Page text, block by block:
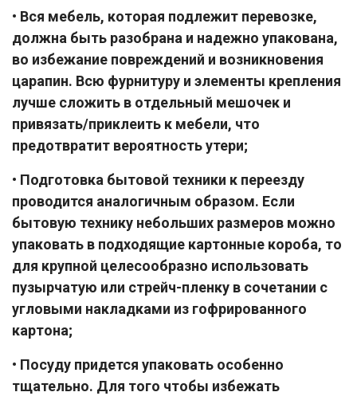
• Вся мебель, которая подлежит перевозке,
должна быть разобрана и надежно упакована,
во избежание повреждений и возникновения
царапин. Всю фурнитуру и элементы крепления
лучше сложить в отдельный мешочек и
привязать/приклеить к мебели, что
предотвратит вероятность утери;
• Подготовка бытовой техники к переезду
проводится аналогичным образом. Если
бытовую технику небольших размеров можно
упаковать в подходящие картонные короба, то
для крупной целесообразно использовать
пузырчатую или стрейч-пленку в сочетании с
угловыми накладками из гофрированного
картона;
• Посуду придется упаковать особенно
тщательно. Для того чтобы избежать